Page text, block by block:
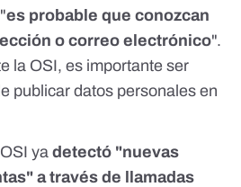
es probable que conozcan
o correo electrónico".
la OSI, es importante ser
publicar datos personales en
ya detectó "nuevas
a través de llamadas